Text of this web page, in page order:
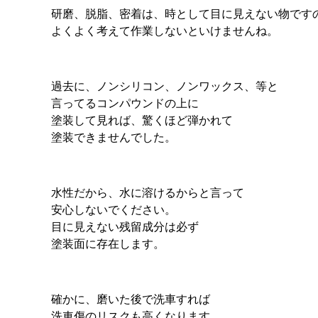
研磨、脱脂、密着は、時として目に見えない物です
よくよく考えて作業しないといけませんね。
過去に、ノンシリコン、ノンワックス、等と
言ってるコンパウンドの上に
塗装して見れば、驚くほど弾かれて
塗装できませんでした。
水性だから、水に溶けるからと言って
安心しないでください。
目に見えない残留成分は必ず
塗装面に存在します。
確かに、磨いた後で洗車すれば